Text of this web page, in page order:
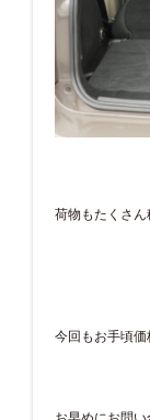
荷物もたくさん
今回もお手頃価